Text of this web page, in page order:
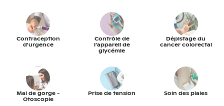
Contraception
d'urgence
Contrôle de
l’appareil de
glycémie
Dépistage du
cancer colorectal
Mal de gorge -
Otoscopie
Prise de tension Soin des plaies